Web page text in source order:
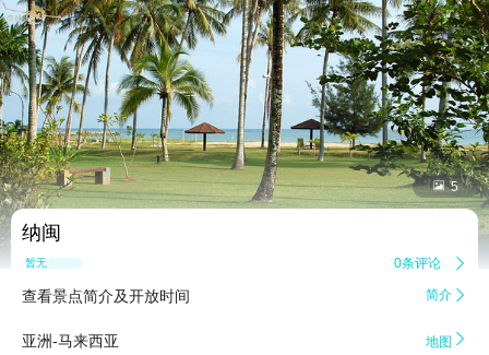
 5
纳闽
暂无点评 0条评论 
查看景点简介及开放时间 简介 
亚洲-马来西亚 地图 
